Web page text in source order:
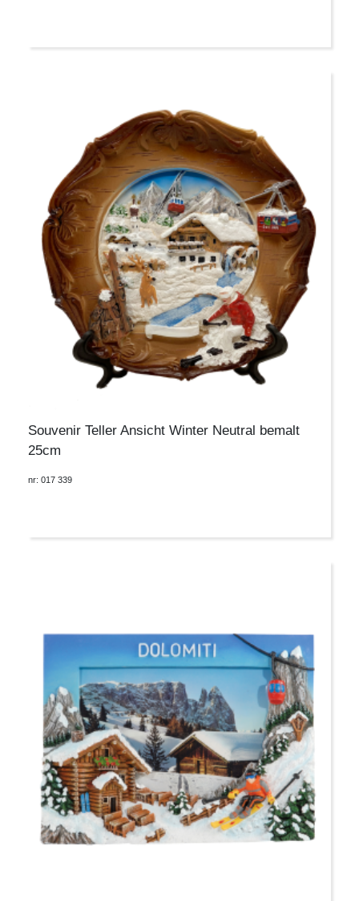
Souvenir Teller Ansicht Winter Neutral bemalt
25cm
nr: 017 339